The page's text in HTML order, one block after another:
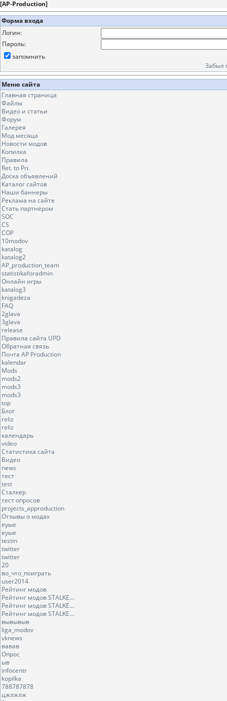
[AP-Production]
Форма входа
Логин:
Пароль:
запомнить
Забыл
Меню сайта
Главная страница
Файлы
Видео и статьи
Форум
Галерея
Мод месяца
Новости модов
Копилка
Правила
Ret. to Pri.
Доска объявлений
Каталог сайтов
Наши баннеры
Реклама на сайте
Стать партнёром
SOC
CS
COP
10modov
katalog
katalog2
AP_production_team
statistikaforadmin
Онлайн игры
katalog3
knigadeza
FAQ
2glava
3glava
release
Правила сайта UPD
Обратная связь
Почта AP Production
kalendar
Mods
mods2
mods3
mods3
top
Блог
reliz
reliz
календарь
video
Статистика сайта
Видео
news
тест
test
Сталкер
тест опросов
projects_approduction
Отзывы о модах
еуые
еуые
testin
twitter
twitter
20
во_что_поиграть
user2014
Рейтинг модов
Рейтинг модов STALKE...
Рейтинг модов STALKE...
Рейтинг модов STALKE...
вывывыв
liga_modov
vknews
вавав
Опрос
ыв
infocentr
kopilka
788787878
цжлжлж